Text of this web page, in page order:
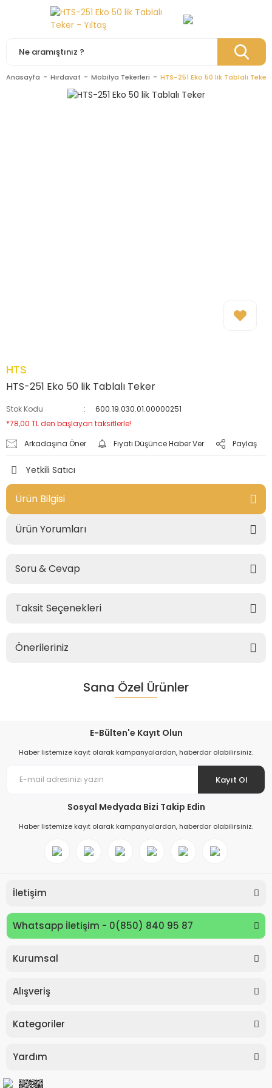
Anasayfa Hırdavat Mobilya Tekerleri HTS-251 Eko 50 lik Tablalı Teker
HTS
HTS-251 Eko 50 lik Tablalı Teker
Stok Kodu
600.19.030.01.00000251
*78,00 TL den başlayan taksitlerle!
Arkadaşına Öner
Fiyatı Düşünce Haber Ver Paylaş
Yetkili Satıcı
Ürün Bilgisi
Ürün Yorumları
Soru & Cevap
Taksit Seçenekleri
Önerileriniz
Sana Özel Ürünler
E-Bülten'e Kayıt Olun
Haber listemize kayıt olarak kampanyalardan, haberdar olabilirsiniz.
Kayıt Ol
Sosyal Medyada Bizi Takip Edin
Haber listemize kayıt olarak kampanyalardan, haberdar olabilirsiniz.
İletişim
Whatsapp İletişim - 0(850) 840 95 87
Kurumsal
Alışveriş
Kategoriler
Yardım